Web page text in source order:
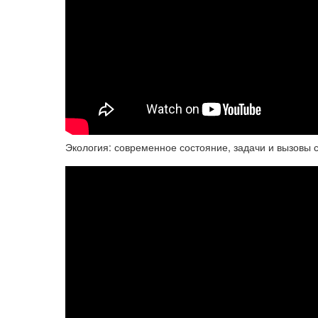
Экология: современное состояние, задачи и